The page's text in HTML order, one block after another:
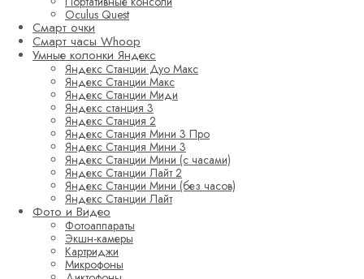
Oculus Quest
Смарт очки
Смарт часы Whoop
Умные колонки Яндекс
Яндекс Станции Дуо Макс
Яндекс Станции Макс
Яндекс Станции Миди
Яндекс станция 3
Яндекс Станция 2
Яндекс Станция Мини 3 Про
Яндекс Станция Мини 3
Яндекс Станции Мини (с часами)
Яндекс Станции Лайт 2
Яндекс Станции Мини (без часов)
Яндекс Станции Лайт
Фото и Видео
Фотоаппараты
Экшн-камеры
Картриджи
Микрофоны